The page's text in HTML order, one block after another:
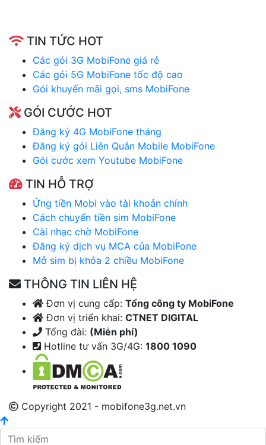
TIN TỨC HOT
Các gói 3G MobiFone giá rẻ
Các gói 5G MobiFone tốc độ cao
Gói khuyến mãi gọi, sms MobiFone
GÓI CƯỚC HOT
Đăng ký 4G MobiFone tháng
Đăng ký gói Liên Quân Mobile MobiFone
Gói cước xem Youtube MobiFone
TIN HỖ TRỢ
Ứng tiền Mobi vào tài khoản chính
Cách chuyển tiền sim MobiFone
Cài nhạc chờ MobiFone
Đăng ký dịch vụ MCA của MobiFone
Mở sim bị khóa 2 chiều MobiFone
THÔNG TIN LIÊN HỆ
Đơn vị cung cấp: Tổng công ty MobiFone
Đơn vị triển khai: CTNET DIGITAL
Tổng đài: (Miễn phí)
Hotline tư vấn 3G/4G: 1800 1090
Copyright 2021 - mobifone3g.net.vn